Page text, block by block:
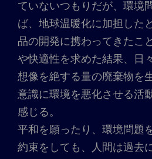
ていないつもりだが、環境
ば、地球温暖化に加担した
品の開発に携わってきたこ
や快適性を求めた結果、日
想像を絶する量の廃棄物を
意識に環境を悪化させる活
感じる。
平和を願ったり、環境問題
約束をしても、人間は過去